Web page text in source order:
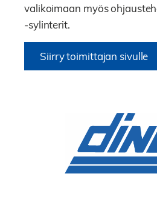
valikoimaan myös
-sylinterit.
Siirry toimittajan sivulle